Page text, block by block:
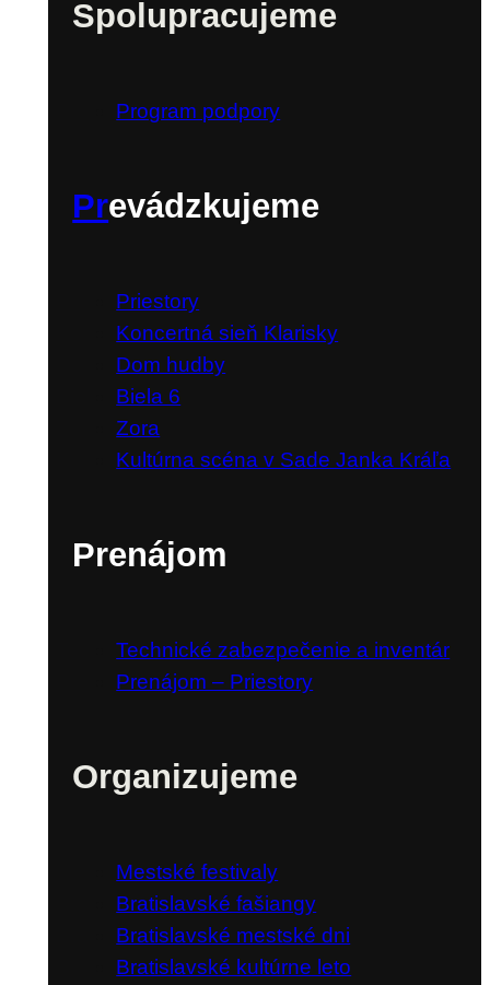
Spolupracujeme
Program podpory
Prevádzkujeme
Priestory
Koncertná sieň Klarisky
Dom hudby
Biela 6
Zora
Kultúrna scéna v Sade Janka Kráľa
Prenájom
Technické zabezpečenie a inventár
Prenájom – Priestory
Organizujeme
Mestské festivaly
Bratislavské fašiangy
Bratislavské mestské dni
Bratislavské kultúrne leto